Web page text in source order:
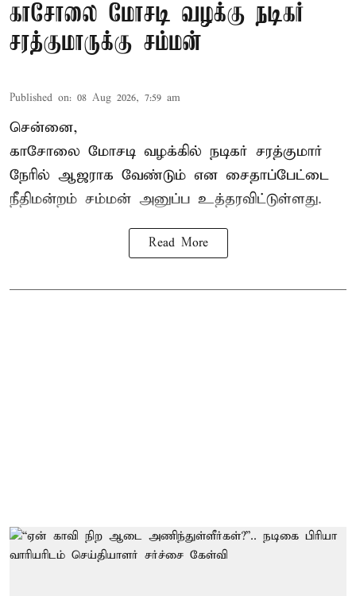
காசோலை மோசடி வழக்கு நடிகர்
சரத்குமாருக்கு சம்மன்
Published on: 08 Aug 2026, 7:59 am
சென்னை,
காசோலை மோசடி வழக்கில் நடிகர் சரத்குமார்
நேரில் ஆஜராக வேண்டும் என சைதாப்பேட்டை
நீதிமன்றம் சம்மன் அனுப்ப உத்தரவிட்டுள்ளது.
Read More